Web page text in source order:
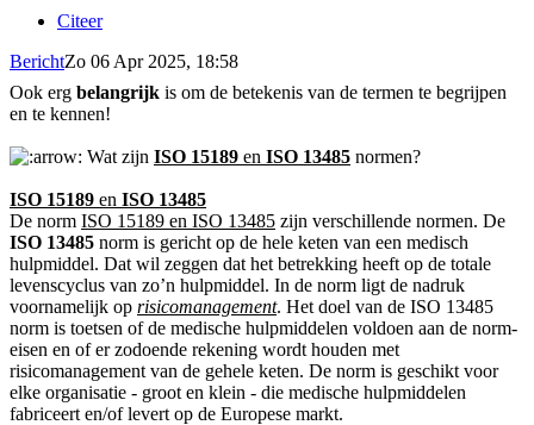
Citeer
BerichtZo 06 Apr 2025, 18:58
Ook erg belangrijk is om de betekenis van de termen te begrijpen
en te kennen!
Wat zijn ISO 15189 en ISO 13485 normen?
ISO 15189 en ISO 13485
De norm ISO 15189 en ISO 13485 zijn verschillende normen. De
ISO 13485 norm is gericht op de hele keten van een medisch
hulpmiddel. Dat wil zeggen dat het betrekking heeft op de totale
levenscyclus van zo’n hulpmiddel. In de norm ligt de nadruk
voornamelijk op risicomanagement. Het doel van de ISO 13485
norm is toetsen of de medische hulpmiddelen voldoen aan de norm-
eisen en of er zodoende rekening wordt houden met
risicomanagement van de gehele keten. De norm is geschikt voor
elke organisatie - groot en klein - die medische hulpmiddelen
fabriceert en/of levert op de Europese markt.